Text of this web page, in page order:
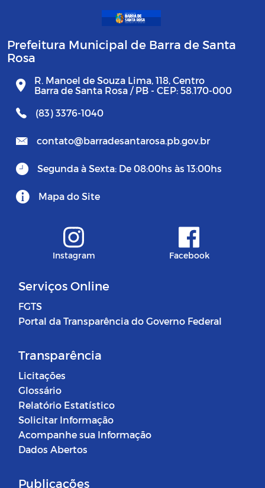
Prefeitura Municipal de Barra de Santa
Rosa
R. Manoel de Souza Lima, 118, Centro
Barra de Santa Rosa / PB - CEP: 58.170-000
(83) 3376-1040
contato@barradesantarosa.pb.gov.br
Segunda à Sexta: De 08:00hs às 13:00hs
Mapa do Site
Instagram Facebook
Serviços Online
FGTS
Portal da Transparência do Governo Federal
Transparência
Licitações
Glossário
Relatório Estatístico
Solicitar Informação
Acompanhe sua Informação
Dados Abertos
Publicações